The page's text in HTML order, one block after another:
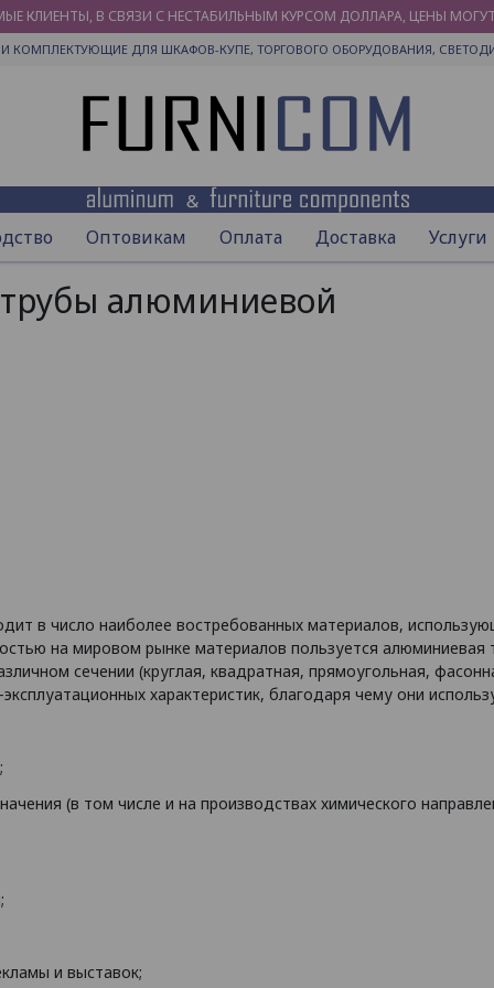
КЛИЕНТЫ, В СВЯЗИ С НЕСТАБИЛЬНЫМ КУРСОМ ДОЛЛАРА, ЦЕНЫ
ДЛЯ ШКАФОВ-КУПЕ, ТОРГОВОГО ОБОРУДОВАНИЯ,
Оптовикам Оплата Доставка Услуги
алюминиевой
в число наиболее востребованных материалов,
на мировом рынке материалов пользуется алюминиевая
сечении (круглая, квадратная, прямоугольная,
характеристик, благодаря чему они
(в том числе и на производствах химического
и выставок;